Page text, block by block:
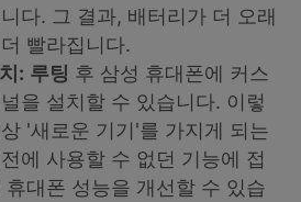
다. 그 결과, 배터리가 더 오래
빨라집니다.
: 루팅 후 삼성 휴대폰에 커스
을 설치할 수 있습니다. 이렇
'새로운 기기'를 가지게 되는
에 사용할 수 없던 기능에 접
휴대폰 성능을 개선할 수 있습